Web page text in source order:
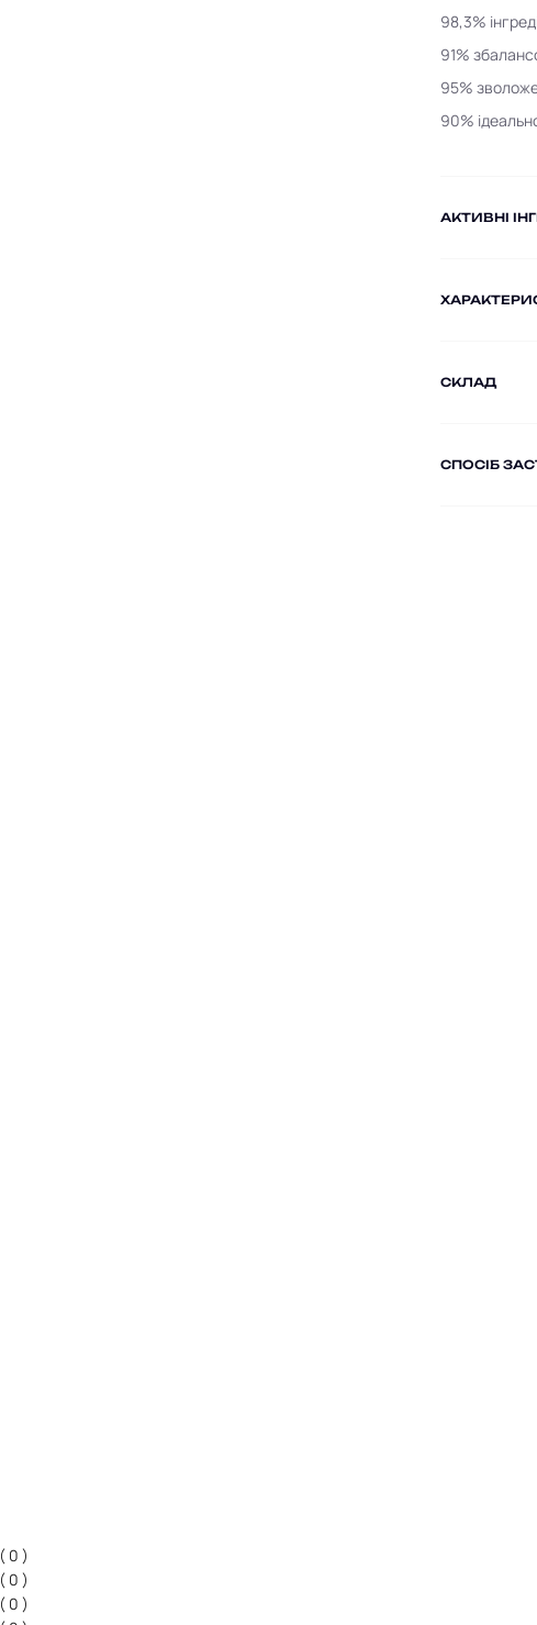
98,3%
91%
95%
90%
AКТИВНІ
СКЛАД
СПОСІБ
( 0 )
( 0 )
( 0 )